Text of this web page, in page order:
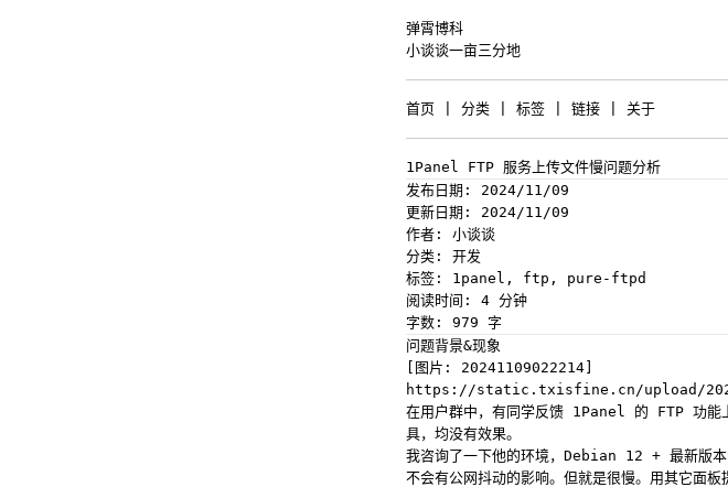
弹霄博科
小谈谈一亩三分地
首页 分类 标签 链接 关于
1Panel FTP 服务上传文件慢问题分析
发布日期: 2024/11/09
更新日期: 2024/11/09
作者: 小谈谈
分类: 开发
标签: 1panel, ftp, pure-ftpd
阅读时间: 4 分钟
字数: 979 字
问题背景&现象
[图片: 20241109022214]
https://static.txisfine.cn/upload/
在用户群中，有同学反馈 1Panel 的 FTP 功能
具，均没有效果。
我咨询了一下他的环境，Debian 12 + 最新版
不会有公网抖动的影响。但就是很慢。用其它面